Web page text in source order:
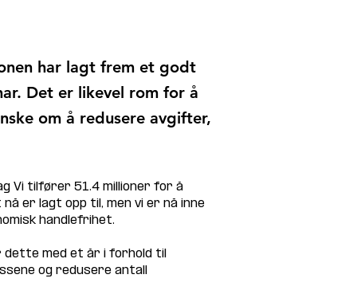
har lagt frem et godt
Det er likevel rom for å
om å redusere avgifter,
Vi tilfører 51.4 millioner for å
er lagt opp til, men vi er nå inne
handlefrihet.
dette med et år i forhold til
og redusere antall